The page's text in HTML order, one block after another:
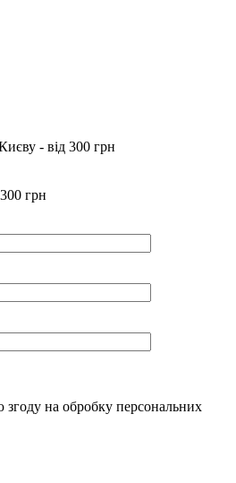
- від 300 грн
грн
на обробку персональних